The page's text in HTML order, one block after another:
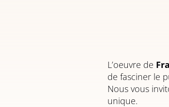
L’oeuvre de
de fasciner le
Nous vous
unique.